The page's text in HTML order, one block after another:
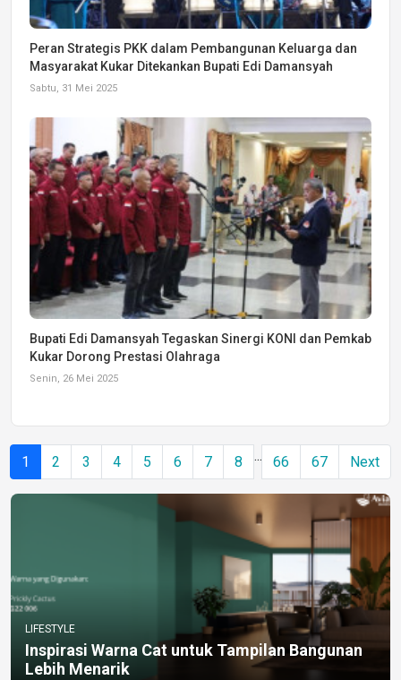
Peran Strategis PKK dalam Pembangunan Keluarga dan
Masyarakat Kukar Ditekankan Bupati Edi Damansyah
Sabtu, 31 Mei 2025
Bupati Edi Damansyah Tegaskan Sinergi KONI dan Pemkab
Kukar Dorong Prestasi Olahraga
Senin, 26 Mei 2025
1 2 3 4 5 6 7 8 ... 66 67 Next
LIFESTYLE
Inspirasi Warna Cat untuk Tampilan Bangunan
Lebih Menarik